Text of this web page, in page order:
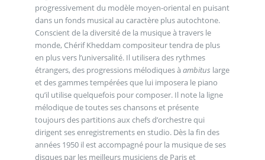
progressivement du modèle moyen-oriental en puisant
dans un fonds musical au caractère plus autochtone.
Conscient de la diversité de la musique à travers le
monde, Chérif Kheddam compositeur tendra de plus
en plus vers l’universalité. Il utilisera des rythmes
étrangers, des progressions mélodiques à ambitus large
et des gammes tempérées que lui imposera le piano
qu’il utilise quelquefois pour composer. Il note la ligne
mélodique de toutes ses chansons et présente
toujours des partitions aux chefs d’orchestre qui
dirigent ses enregistrements en studio. Dès la fin des
années 1950 il est accompagné pour la musique de ses
disques par les meilleurs musiciens de Paris et